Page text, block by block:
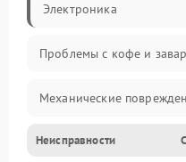
Электроника
Проблемы с кофе и
Механические
Прочие неисправности
Неисправности